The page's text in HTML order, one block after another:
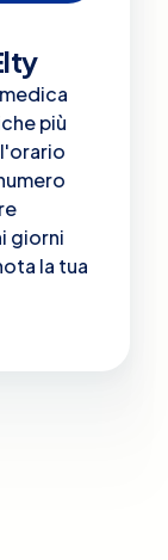
più
giorni
la tua